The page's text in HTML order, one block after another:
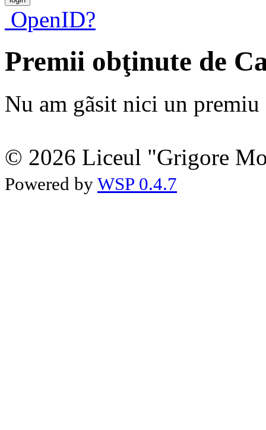
OpenID?
Premii obţinute de
Nu am gãsit nici un premiu
© 2026 Liceul "Grigore
Powered by WSP 0.4.7